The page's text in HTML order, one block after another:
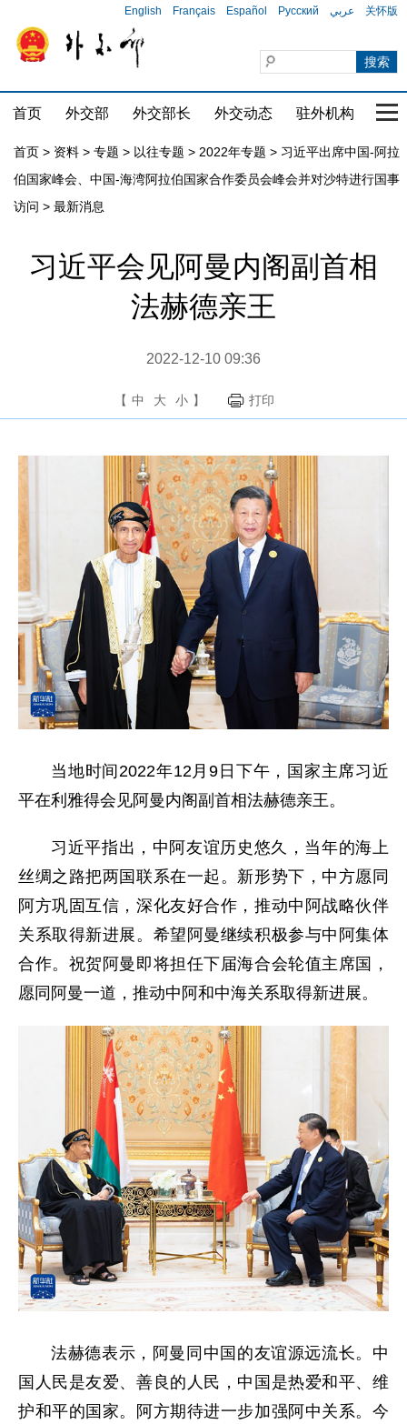
English Français Español Русский عربي 关怀版
首页 外交部 外交部长 外交动态 驻外机构 国
首页 > 资料 > 专题 > 以往专题 > 2022年专题 > 习近平出席中国-阿拉
伯国家峰会、中国-海湾阿拉伯国家合作委员会峰会并对沙特进行国事
访问 > 最新消息
习近平会见阿曼内阁副首相
法赫德亲王
2022-12-10 09:36
【 中 大 小 】 打印
当地时间2022年12月9日下午，国家主席习近
平在利雅得会见阿曼内阁副首相法赫德亲王。
习近平指出，中阿友谊历史悠久，当年的海上
丝绸之路把两国联系在一起。新形势下，中方愿同
阿方巩固互信，深化友好合作，推动中阿战略伙伴
关系取得新进展。希望阿曼继续积极参与中阿集体
合作。祝贺阿曼即将担任下届海合会轮值主席国，
愿同阿曼一道，推动中阿和中海关系取得新进展。
法赫德表示，阿曼同中国的友谊源远流长。中
国人民是友爱、善良的人民，中国是热爱和平、维
护和平的国家。阿方期待进一步加强阿中关系。今